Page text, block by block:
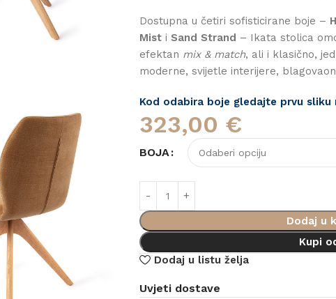
Dostupna u četiri sofisticirane boje –
Mist i Sand Strand – Ikata stolica
efektan mix & match, ali i klasično,
moderne, svijetle interijere,
Kod odabira boje gledajte prvu sliku
323,00 €
BOJA
Dodaj u
Kupi
Dodaj u listu želja
Uvjeti dostave